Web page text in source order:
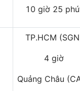
10 giờ 25
TP.HCM
4 giờ
Quảng Châu